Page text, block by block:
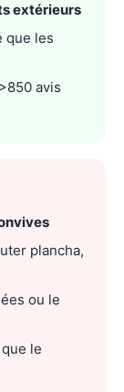
extérieurs
que les
avis
plancha,
ou le
le